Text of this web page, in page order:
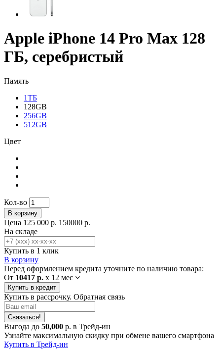
Apple iPhone 14 Pro Max 128
ГБ, серебристый
Память
1ТБ
128GB
256GB
512GB
Цвет
Кол-во
В корзину
Цена 125 000 р. 150000 р.
На складе
Купить в 1 клик
В корзину
Перед оформлением кредита уточните по наличию товара:
От 10417 р. x 12 мес
Купить в кредит
Купить в рассрочку. Обратная связь
Связаться!
Выгода до 50,000 р. в Трейд-ин
Узнайте максимальную скидку при обмене вашего смартфона
Купить в Трейд-ин